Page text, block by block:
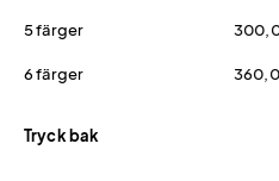
5 färger
6 färger
Tryck bak